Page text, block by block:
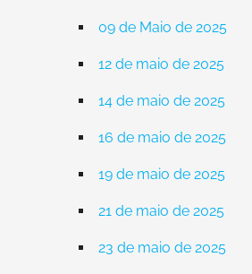
09 de Maio de 2025
12 de maio de 2025
14 de maio de 2025
16 de maio de 2025
19 de maio de 2025
21 de maio de 2025
23 de maio de 2025